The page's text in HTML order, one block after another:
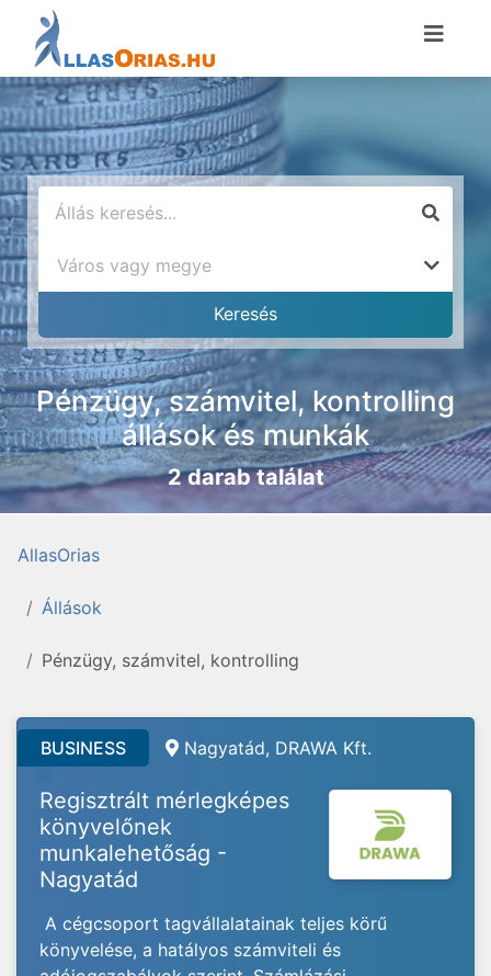
Pénzügy, számvitel, kontrolling
állások és munkák
2 darab találat
AllasOrias
Állások
Pénzügy, számvitel, kontrolling
BUSINESS Nagyatád, DRAWA Kft.
Regisztrált mérlegképes
könyvelőnek
munkalehetőság -
Nagyatád
A cégcsoport tagvállalatainak teljes körű
könyvelése, a hatályos számviteli és